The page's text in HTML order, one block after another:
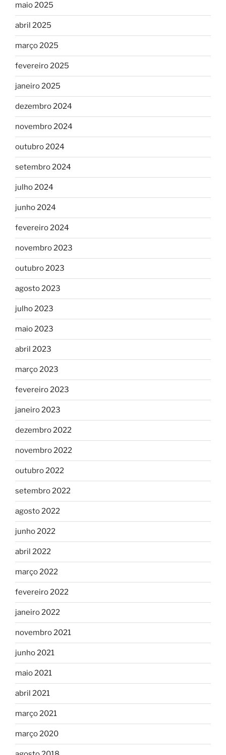
maio 2025
abril 2025
março 2025
fevereiro 2025
janeiro 2025
dezembro 2024
novembro 2024
outubro 2024
setembro 2024
julho 2024
junho 2024
fevereiro 2024
novembro 2023
outubro 2023
agosto 2023
julho 2023
maio 2023
abril 2023
março 2023
fevereiro 2023
janeiro 2023
dezembro 2022
novembro 2022
outubro 2022
setembro 2022
agosto 2022
junho 2022
abril 2022
março 2022
fevereiro 2022
janeiro 2022
novembro 2021
junho 2021
maio 2021
abril 2021
março 2021
março 2020